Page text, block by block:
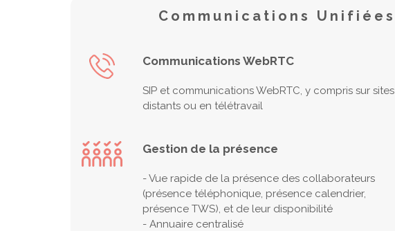
Communications Unifiées
Communications WebRTC
SIP et communications WebRTC, y compris sur sites
distants ou en télétravail
Gestion de la présence
- Vue rapide de la présence des collaborateurs
(présence téléphonique, présence calendrier,
présence TWS), et de leur disponibilité
- Annuaire centralisé